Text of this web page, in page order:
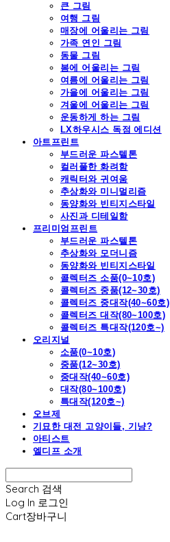
큰 그림
여행 그림
매장에 어울리는 그림
가족 연인 그림
동물 그림
봄에 어울리는 그림
여름에 어울리는 그림
가을에 어울리는 그림
겨울에 어울리는 그림
운동하게 하는 그림
LX하우시스 독점 에디션
아트프린트
부드러운 파스텔톤
컬러풀한 화려함
캐릭터와 귀여움
추상화와 미니멀리즘
동양화와 빈티지스타일
사진과 디테일함
프리미엄프린트
부드러운 파스텔톤
추상화와 모더니즘
동양화와 빈티지스타일
콜렉터즈 소품(0~10호)
콜렉터즈 중품(12~30호)
콜렉터즈 중대작(40~60호)
콜렉터즈 대작(80~100호)
콜렉터즈 특대작(120호~)
오리지널
소품(0~10호)
중품(12~30호)
중대작(40~60호)
대작(80~100호)
특대작(120호~)
오브제
기묘한 대전 고양이들, 기냥?
아티스트
엘디프 소개
Search 검색
Log In 로그인
Cart장바구니